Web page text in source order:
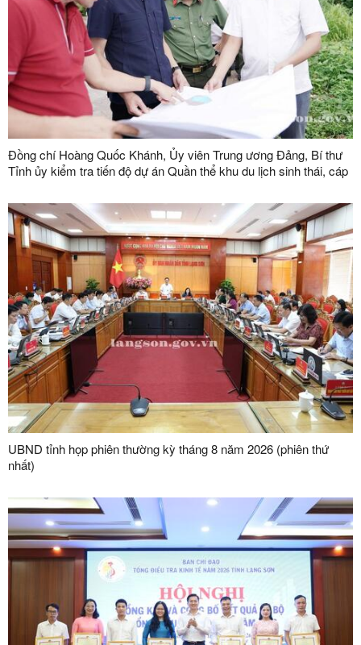
Đồng chí Hoàng Quốc Khánh, Ủy viên Trung ương Đảng, Bí thư
Tỉnh ủy kiểm tra tiến độ dự án Quần thể khu du lịch sinh thái, cáp
UBND tỉnh họp phiên thường kỳ tháng 8 năm 2026 (phiên thứ
nhất)